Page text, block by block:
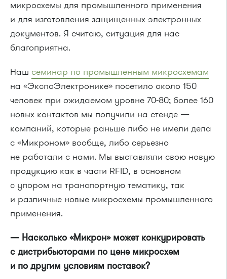
микросхемы для промышленного применения
и для изготовления защищенных электронных
документов. Я считаю, ситуация для нас
благоприятна.
Наш семинар по промышленным микросхемам
на «ЭкспоЭлектронике» посетило около 150
человек при ожидаемом уровне 70-80; более 160
новых контактов мы получили на стенде —
компаний, которые раньше либо не имели дела
с «Микроном» вообще, либо серьезно
не работали с нами. Мы выставляли свою новую
продукцию как в части RFID, в основном
с упором на транспортную тематику, так
и различные новые микросхемы промышленного
применения.
— Насколько «Микрон» может конкурировать
с дистрибьюторами по цене микросхем
и по другим условиям поставок?